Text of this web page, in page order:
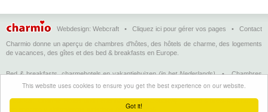
Got it!
This website uses cookies to ensure you get the best experience on our website.
Webdesign: Webcraft • Cliquez ici pour gérer vos pages • Contact
Charmio donne un aperçu de chambres d'hôtes, des hôtels de charme, des logements
de vacances, des gîtes et des bed & breakfasts en Europe.
Bed & breakfasts, charmehotels en vakantiehuizen (in het Nederlands)•Chambres
d'hôtes, hôtels de charme et logements de vacances
(en français) •
breakfasts, charming hotels and holiday accommodations
Breakfast, Charme-Hotels und Ferienhäuser (auf Deutsch)•Bed & breakfast, hoteles
(en Enspañol)